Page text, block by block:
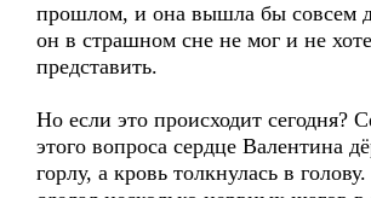
прошлом, и она вышла бы совсем
он в страшном сне не мог и не
представить.
Но если это происходит сегодня?
этого вопроса сердце Валентина
горлу, а кровь толкнулась в